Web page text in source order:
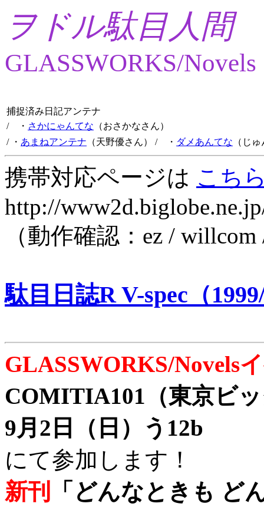
ヲドル駄目人間
GLASSWORKS/Novels
捕捉済み日記アンテナ
/ ・ さかにゃんてな （おさかなさん）
/ ・ あまねアンテナ （天野優さん） / ・ ダメあんてな （じ
携帯対応ページは こち
http://
（動作確認：ez /
駄目日誌R V-spec（
GLASSWORKS/Novels
COMITIA101（東京ビ
9月2日（日）う12b
にて参加します！
新刊
「どんなときも ど